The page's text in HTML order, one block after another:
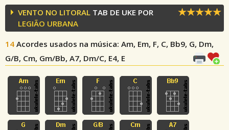
VENTO NO LITORAL TAB DE UKE POR
LEGIÃO URBANA
14 Acordes usados na música: Am, Em, F, C, Bb9, G, Dm,
G/B, Cm, Gm/Bb, A7, Dm/C, E4, E